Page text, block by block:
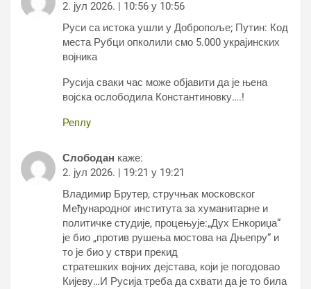
2. јул 2026. | 10:56 у 10:56
Руси са истока ушли у Добропоље; Путин: Код
места Рубци опколили смо 5.000 украјинских
војника
Русија сваки час може објавити да је њена
војска ослободила Константиновку….!
Реплy
Слободан каже:
2. јул 2026. | 19:21 у 19:21
Владимир Брутер, стручњак московског
Међународног института за хуманитарне и
политичке студије, процењује:„Дух Енкориџа“
је био „против рушења мостова на Дњепру“ и
то је био у стври прекид
стратешких војних дејстава, који је погодовао
Кијеву…И Русија треба да схвати да је то била